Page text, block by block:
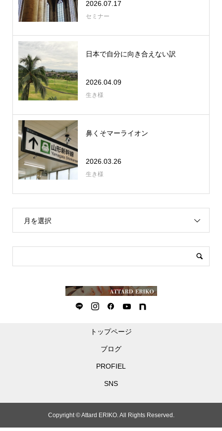
2026.07.17
セミナー
日本で自分に向き合えない訳
2026.04.09
生き様
鼻くそマーライオン
2026.03.26
生き様
月を選択
トップページ
ブログ
PROFIEL
SNS
Copyright ©Attard ERIKO. All Rights Reserved.